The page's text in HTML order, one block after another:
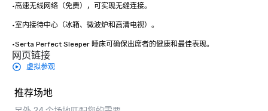
•高速无线网络（免费），可实现无缝连接。
•室内接待中心（冰箱、微波炉和高清电视）。
•Serta Perfect Sleeper 睡床可确保出席者的健康和最佳表现。
网页链接
虚拟参观
推荐场地